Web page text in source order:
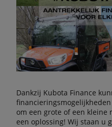
Dankzij Kubota Finance
om een grote of een kleine
een oplossing! Wij staan u